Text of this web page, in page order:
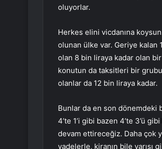
oluyorlar.
Herkes elini vicdanına
olunan ülke var. Geriye
olan 8 bin liraya kadar olan
konutun da taksitleri bir
olanlar da 12 bin liraya kadar.
Bunlar da en son dönemdeki
4’te 1’i gibi bazen 4’te 3’ü
devam ettireceğiz. Daha çok
vadelerle, kiranın bile yarısı